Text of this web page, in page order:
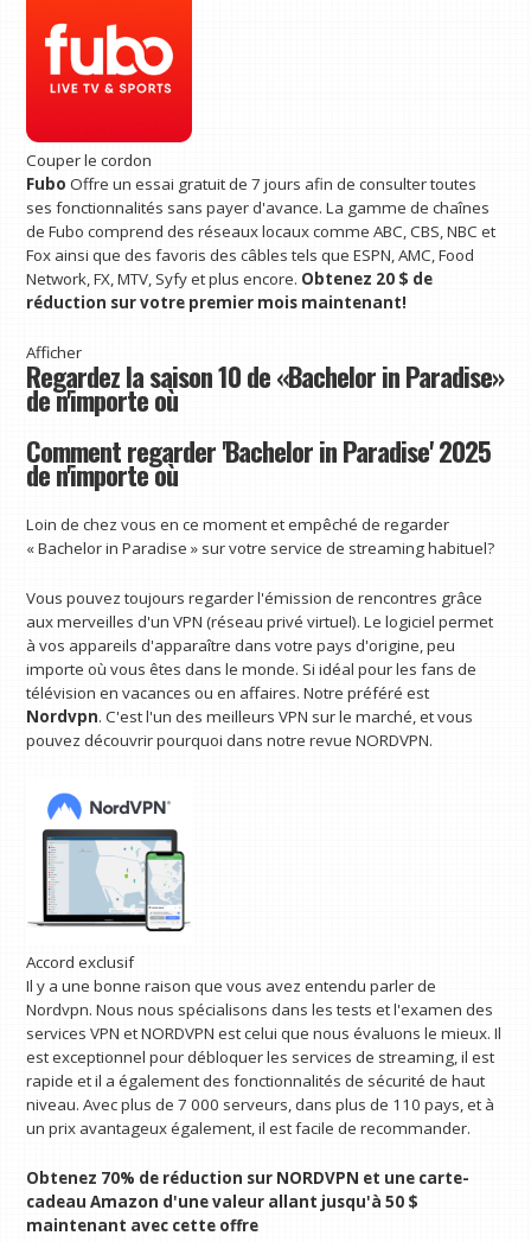
Couper le cordon
Fubo Offre un essai gratuit de 7 jours afin de consulter toutes
ses fonctionnalités sans payer d'avance. La gamme de chaînes
de Fubo comprend des réseaux locaux comme ABC, CBS, NBC et
Fox ainsi que des favoris des câbles tels que ESPN, AMC, Food
Network, FX, MTV, Syfy et plus encore. Obtenez 20 $ de
réduction sur votre premier mois maintenant!
Afficher
Regardez la saison 10 de «Bachelor in Paradise»
de n'importe où
Comment regarder 'Bachelor in Paradise' 2025
de n'importe où
Loin de chez vous en ce moment et empêché de regarder
« Bachelor in Paradise » sur votre service de streaming habituel?
Vous pouvez toujours regarder l'émission de rencontres grâce
aux merveilles d'un VPN (réseau privé virtuel). Le logiciel permet
à vos appareils d'apparaître dans votre pays d'origine, peu
importe où vous êtes dans le monde. Si idéal pour les fans de
télévision en vacances ou en affaires. Notre préféré est
Nordvpn. C'est l'un des meilleurs VPN sur le marché, et vous
pouvez découvrir pourquoi dans notre revue NORDVPN.
Accord exclusif
Il y a une bonne raison que vous avez entendu parler de
Nordvpn. Nous nous spécialisons dans les tests et l'examen des
services VPN et NORDVPN est celui que nous évaluons le mieux. Il
est exceptionnel pour débloquer les services de streaming, il est
rapide et il a également des fonctionnalités de sécurité de haut
niveau. Avec plus de 7 000 serveurs, dans plus de 110 pays, et à
un prix avantageux également, il est facile de recommander.
Obtenez 70% de réduction sur NORDVPN et une carte-
cadeau Amazon d'une valeur allant jusqu'à 50 $
maintenant avec cette offre